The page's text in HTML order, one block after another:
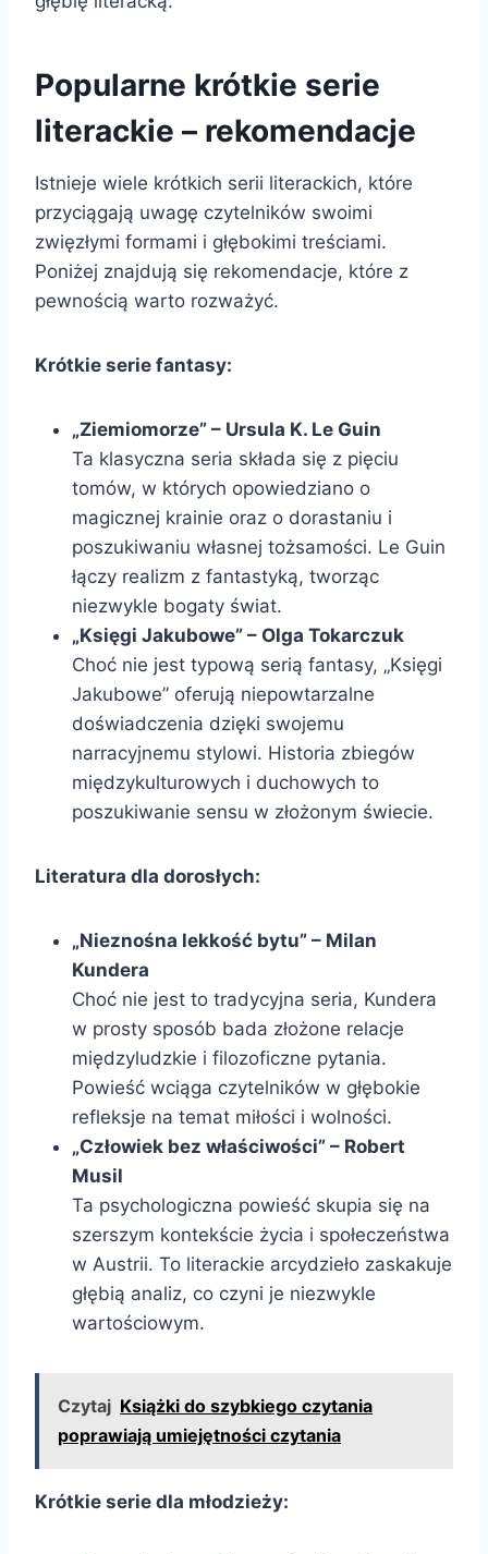
Popularne krótkie serie
literackie – rekomendacje
Istnieje wiele krótkich serii literackich, które
przyciągają uwagę czytelników swoimi
zwięzłymi formami i głębokimi treściami.
Poniżej znajdują się rekomendacje, które z
pewnością warto rozważyć.
Krótkie serie fantasy:
„Ziemiomorze” – Ursula K. Le Guin
Ta klasyczna seria składa się z pięciu
tomów, w których opowiedziano o
magicznej krainie oraz o dorastaniu i
poszukiwaniu własnej tożsamości. Le Guin
łączy realizm z fantastyką, tworząc
niezwykle bogaty świat.
„Księgi Jakubowe” – Olga Tokarczuk
Choć nie jest typową serią fantasy, „Księgi
Jakubowe” oferują niepowtarzalne
doświadczenia dzięki swojemu
narracyjnemu stylowi. Historia zbiegów
międzykulturowych i duchowych to
poszukiwanie sensu w złożonym świecie.
Literatura dla dorosłych:
„Nieznośna lekkość bytu” – Milan
Kundera
Choć nie jest to tradycyjna seria, Kundera
w prosty sposób bada złożone relacje
międzyludzkie i filozoficzne pytania.
Powieść wciąga czytelników w głębokie
refleksje na temat miłości i wolności.
„Człowiek bez właściwości” – Robert
Musil
Ta psychologiczna powieść skupia się na
szerszym kontekście życia i społeczeństwa
w Austrii. To literackie arcydzieło zaskakuje
głębią analiz, co czyni je niezwykle
wartościowym.
Czytaj Książki do szybkiego czytania
poprawiają umiejętności czytania
Krótkie serie dla młodzieży: